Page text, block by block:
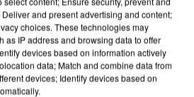
and present advertising and content;
choices. These technologies may
as IP address and browsing data to offer
devices based on information actively
data; Match and combine data from
devices; Identify devices based on